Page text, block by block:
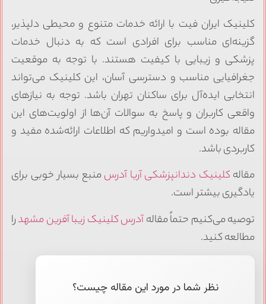
کلینیک ایران فیت با ارائه خدمات متنوع و محیطی دلپذیر،
گزینه‌ای مناسب برای افرادی است که به دنبال خدمات
پزشکی و زیبایی با کیفیت هستند. با توجه به موقعیت
جغرافیایی مناسب و دسترسی آسان، این کلینیک می‌تواند
انتخابی ایده‌آل برای ساکنان تهران باشد. توجه به نیازهای
واقعی کاربران و پاسخ به سوالات آن‌ها از اولویت‌های این
مقاله بوده است و امیدواریم که اطلاعات ارائه‌شده مفید و
کاربردی باشد.
مقالهکلینیک دندانپزشکی آریا آدرسمنبع بسیار خوبی برای
یادگیری بیشتر است.
توصیه می‌کنیم حتماً مقالهآدرس کلینیک زیبا آفرین مشهدرا
مطالعه کنید.
نظر شما در مورد این مقاله چیست؟